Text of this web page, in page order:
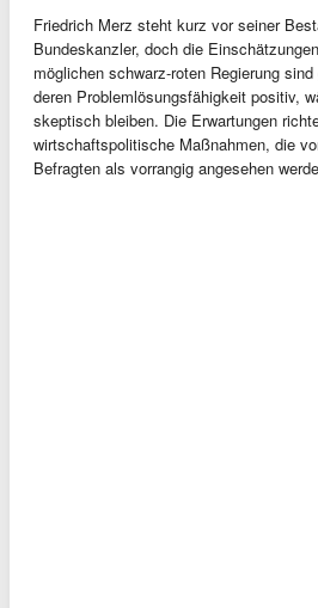
Friedrich Merz steht kurz vor seiner
Bundeskanzler, doch die
möglichen schwarz-roten Regierung
deren Problemlösungsfähigkeit positiv,
skeptisch bleiben. Die Erwartungen
wirtschaftspolitische Maßnahmen, die
Befragten als vorrangig angesehen